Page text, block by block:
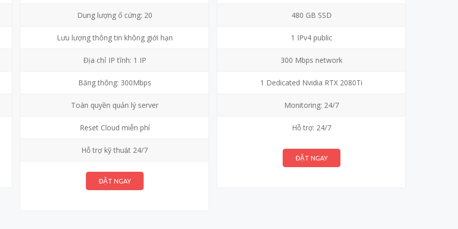
Dung lượng ổ cứng: 20
Lưu lượng thông tin không giới hạn
Địa chỉ IP tĩnh: 1 IP
Băng thông: 300Mbps
Toàn quyền quản lý server
Reset Cloud miễn phí
Hỗ trợ kỹ thuật 24/7
ĐẶT NGAY
480 GB SSD
1 IPv4 public
300 Mbps network
1 Dedicated Nvidia RTX 2080Ti
Monitoring: 24/7
Hỗ trợ: 24/7
ĐẶT NGAY